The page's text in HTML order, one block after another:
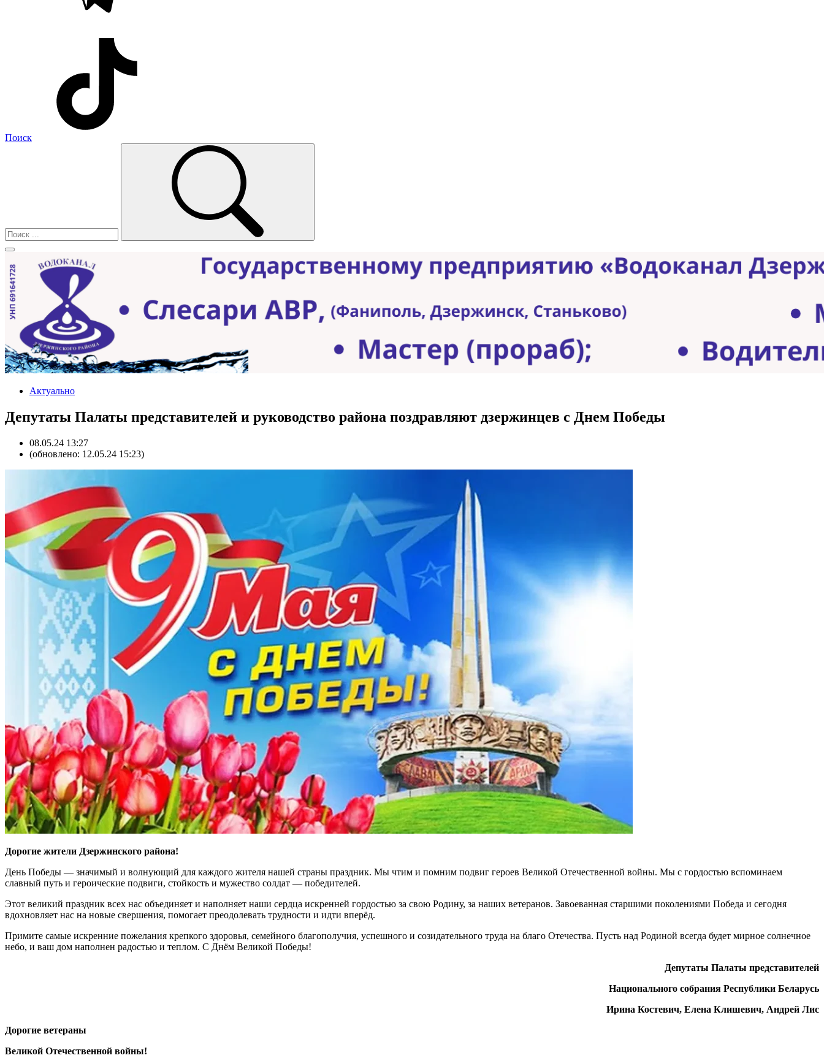
Поиск
Актуально
Депутаты Палаты представителей и руководство района поздравляют дзержинцев с Днем Победы
08.05.24 13:27
(обновлено: 12.05.24 15:23)
Дорогие жители Дзержинского района!
День Победы — значимый и волнующий для каждого жителя нашей страны праздник. Мы чтим и помним подвиг героев Великой Отечественной войны. Мы с гордостью вспоминаем
славный путь и героические подвиги, стойкость и мужество солдат — победителей.
Этот великий праздник всех нас объединяет и наполняет наши сердца искренней гордостью за свою Родину, за наших ветеранов. Завоеванная старшими поколениями Победа и сегодня
вдохновляет нас на новые свершения, помогает преодолевать трудности и идти вперёд.
Примите самые искренние пожелания крепкого здоровья, семейного благополучия, успешного и созидательного труда на благо Отечества. Пусть над Родиной всегда будет мирное солнечное
небо, и ваш дом наполнен радостью и теплом. С Днём Великой Победы!
Депутаты Палаты представителей
Национального собрания Республики Беларусь
Ирина Костевич, Елена Клишевич, Андрей Лис
Дорогие ветераны
Великой Отечественной войны!